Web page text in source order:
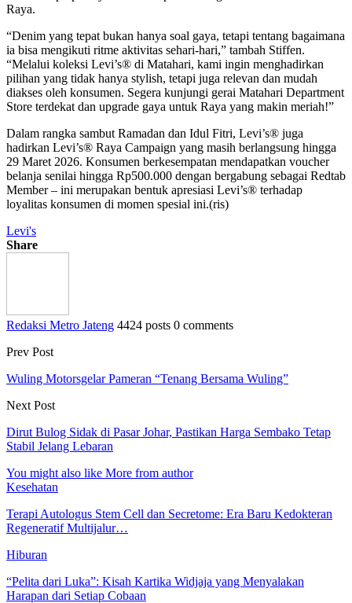
Raya.
“Denim yang tepat bukan hanya soal gaya, tetapi tentang bagaimana
ia bisa mengikuti ritme aktivitas sehari-hari,” tambah Stiffen.
“Melalui koleksi Levi’s® di Matahari, kami ingin menghadirkan
pilihan yang tidak hanya stylish, tetapi juga relevan dan mudah
diakses oleh konsumen. Segera kunjungi gerai Matahari Department
Store terdekat dan upgrade gaya untuk Raya yang makin meriah!”
Dalam rangka sambut Ramadan dan Idul Fitri, Levi’s® juga
hadirkan Levi’s® Raya Campaign yang masih berlangsung hingga
29 Maret 2026. Konsumen berkesempatan mendapatkan voucher
belanja senilai hingga Rp500.000 dengan bergabung sebagai Redtab
Member – ini merupakan bentuk apresiasi Levi’s® terhadap
loyalitas konsumen di momen spesial ini.(ris)
Levi's
Share
Redaksi Metro Jateng 4424 posts 0 comments
Prev Post
Wuling Motorsgelar Pameran “Tenang Bersama Wuling”
Next Post
Dirut Bulog Sidak di Pasar Johar, Pastikan Harga Sembako Tetap
Stabil Jelang Lebaran
You might also like More from author
Kesehatan
Terapi Autologus Stem Cell dan Secretome: Era Baru Kedokteran
Regeneratif Multijalur…
Hiburan
“Pelita dari Luka”: Kisah Kartika Widjaja yang Menyalakan
Harapan dari Setiap Cobaan